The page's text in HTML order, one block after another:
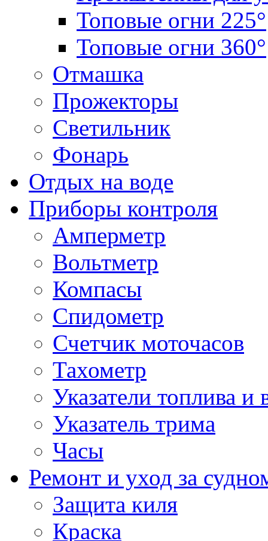
Топовые огни 225°
Топовые огни 360°
Отмашка
Прожекторы
Светильник
Фонарь
Отдых на воде
Приборы контроля
Амперметр
Вольтметр
Компасы
Спидометр
Счетчик моточасов
Тахометр
Указатели топлива и
Указатель трима
Часы
Ремонт и уход за
Защита киля
Краска